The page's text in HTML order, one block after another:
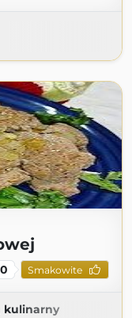
0 Smakowite
kulinarny